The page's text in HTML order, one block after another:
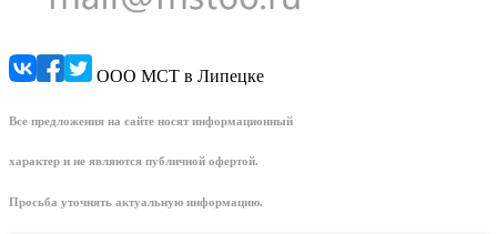
ООО МСТ в Липецке
Все предложения на сайте носят информационный
характер и не являются публичной офертой.
Просьба уточнять актуальную информацию.